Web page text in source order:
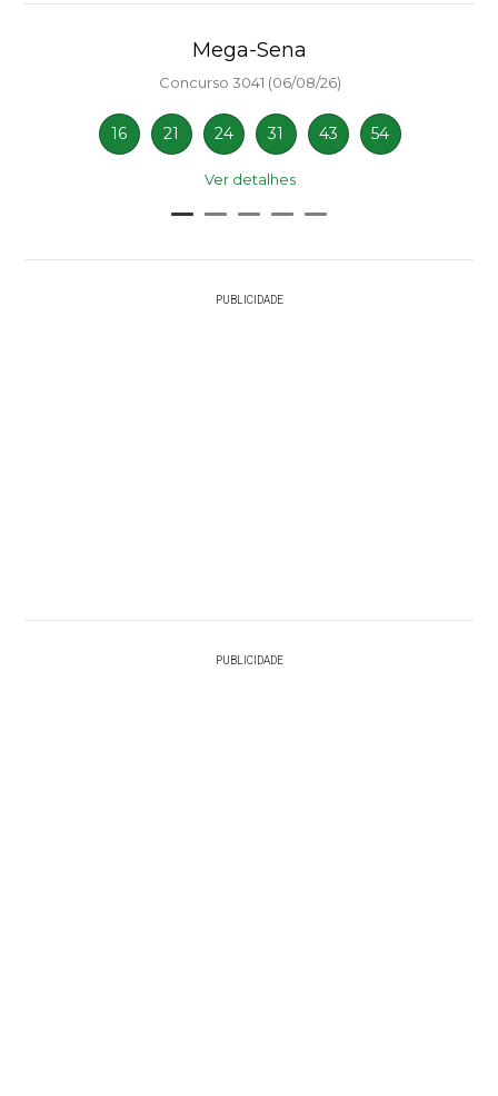
Mega-Sena
Concurso 3041 (06/08/26)
16 21 24 31 43 54
Ver detalhes
PUBLICIDADE
PUBLICIDADE